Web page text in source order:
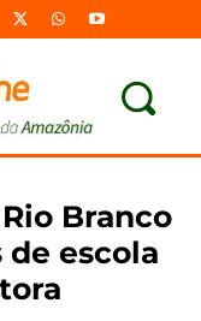
Branco
de escola